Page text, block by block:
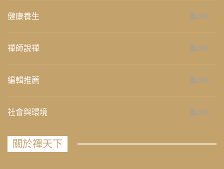
健康養生 276
禪師說禪 267
編輯推薦 236
社會與環境 235
關於禪天下